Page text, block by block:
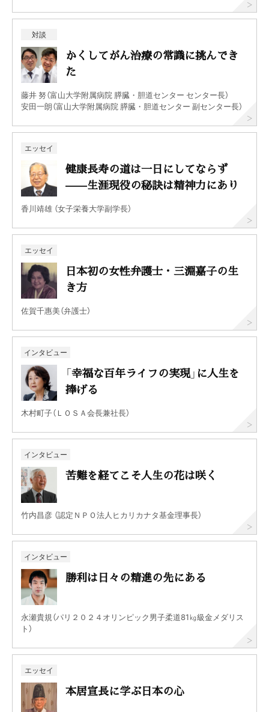
対談
かくしてがん治療の常識に挑んでき
た
藤井 努（富山大学附属病院 膵臓・胆道センター センター長）
安田一朗（富山大学附属病院 膵臓・胆道センター 副センター長）
エッセイ
健康長寿の道は一日にしてならず
——生涯現役の秘訣は精神力にあり
香川靖雄 （女子栄養大学副学長）
エッセイ
日本初の女性弁護士・三淵嘉子の生
き方
佐賀千惠美（弁護士）
インタビュー
「幸福な百年ライフの実現」に人生を
捧げる
木村町子（ＬＯＳＡ会長兼社長）
インタビュー
苦難を経てこそ人生の花は咲く
竹内昌彦 （認定ＮＰＯ法人ヒカリカナタ基金理事長）
インタビュー
勝利は日々の精進の先にある
永瀬貴規（パリ２０２４オリンピック男子柔道81㎏級金メダリス
ト）
エッセイ
本居宣長に学ぶ日本の心